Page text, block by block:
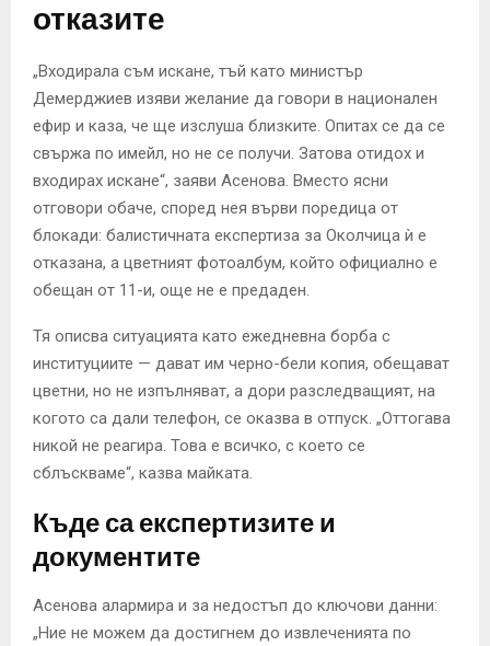
отказите
„Входирала съм искане, тъй като министър
Демерджиев изяви желание да говори в национален
ефир и каза, че ще изслуша близките. Опитах се да се
свържа по имейл, но не се получи. Затова отидох и
входирах искане“, заяви Асенова. Вместо ясни
отговори обаче, според нея върви поредица от
блокади: балистичната експертиза за Околчица ѝ е
отказана, а цветният фотоалбум, който официално е
обещан от 11-и, още не е предаден.
Тя описва ситуацията като ежедневна борба с
институциите — дават им черно-бели копия, обещават
цветни, но не изпълняват, а дори разследващият, на
когото са дали телефон, се оказва в отпуск. „Оттогава
никой не реагира. Това е всичко, с което се
сблъскваме“, казва майката.
Къде са експертизите и
документите
Асeнова алармира и за недостъп до ключови данни:
„Ние не можем да достигнем до извлеченията по